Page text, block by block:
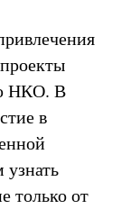
НКО. В
в
только от